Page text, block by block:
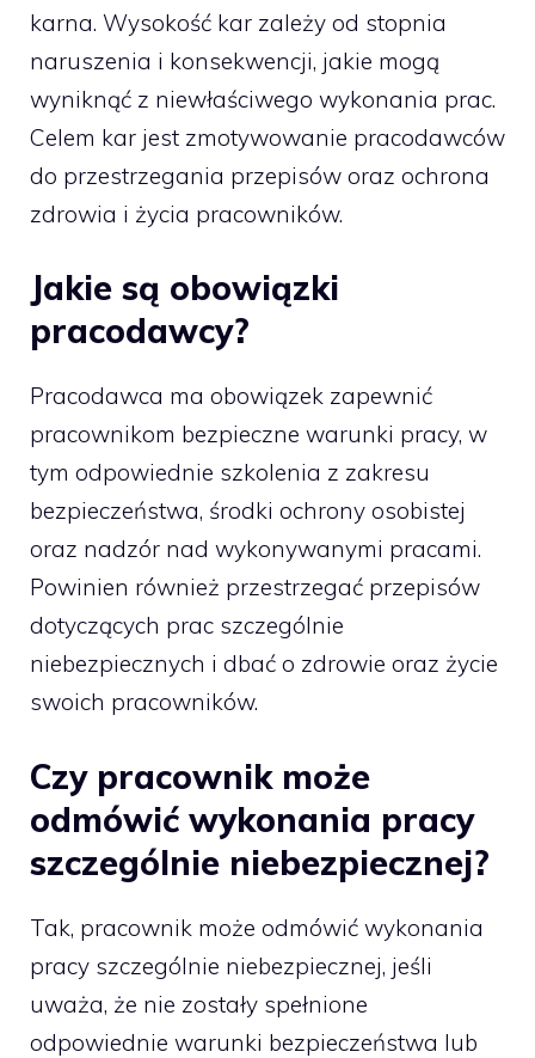
karna. Wysokość kar zależy od stopnia
naruszenia i konsekwencji, jakie mogą
wyniknąć z niewłaściwego wykonania prac.
Celem kar jest zmotywowanie pracodawców
do przestrzegania przepisów oraz ochrona
zdrowia i życia pracowników.
Jakie są obowiązki
pracodawcy?
Pracodawca ma obowiązek zapewnić
pracownikom bezpieczne warunki pracy, w
tym odpowiednie szkolenia z zakresu
bezpieczeństwa, środki ochrony osobistej
oraz nadzór nad wykonywanymi pracami.
Powinien również przestrzegać przepisów
dotyczących prac szczególnie
niebezpiecznych i dbać o zdrowie oraz życie
swoich pracowników.
Czy pracownik może
odmówić wykonania pracy
szczególnie niebezpiecznej?
Tak, pracownik może odmówić wykonania
pracy szczególnie niebezpiecznej, jeśli
uważa, że nie zostały spełnione
odpowiednie warunki bezpieczeństwa lub